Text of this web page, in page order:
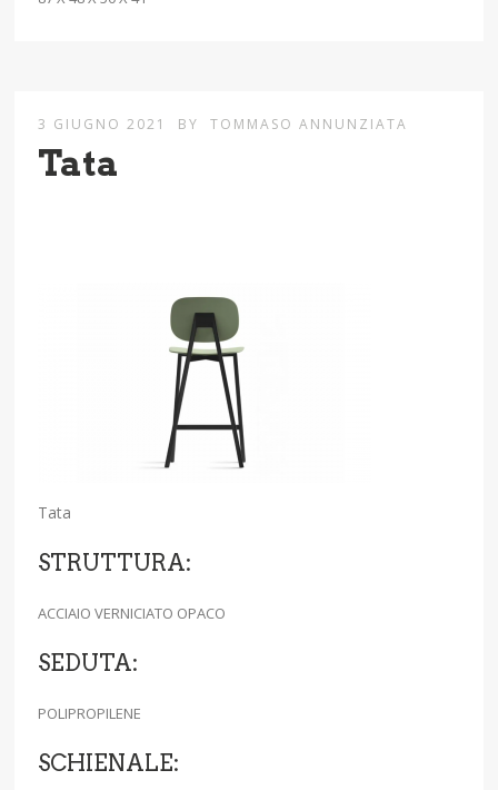
3 GIUGNO 2021 BY TOMMASO ANNUNZIATA
Tata
Tata
STRUTTURA:
ACCIAIO VERNICIATO OPACO
SEDUTA:
POLIPROPILENE
SCHIENALE: